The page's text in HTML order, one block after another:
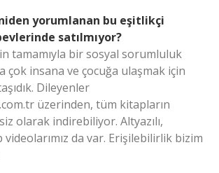
yorumlanan bu eşitlikçi
satılmıyor?
tamamıyla bir sosyal sorumluluk
çok insana ve çocuğa ulaşmak için
Dileyenler
üzerinden, tüm kitapların
olarak indirebiliyor. Altyazılı,
da var. Erişilebilirlik bizim